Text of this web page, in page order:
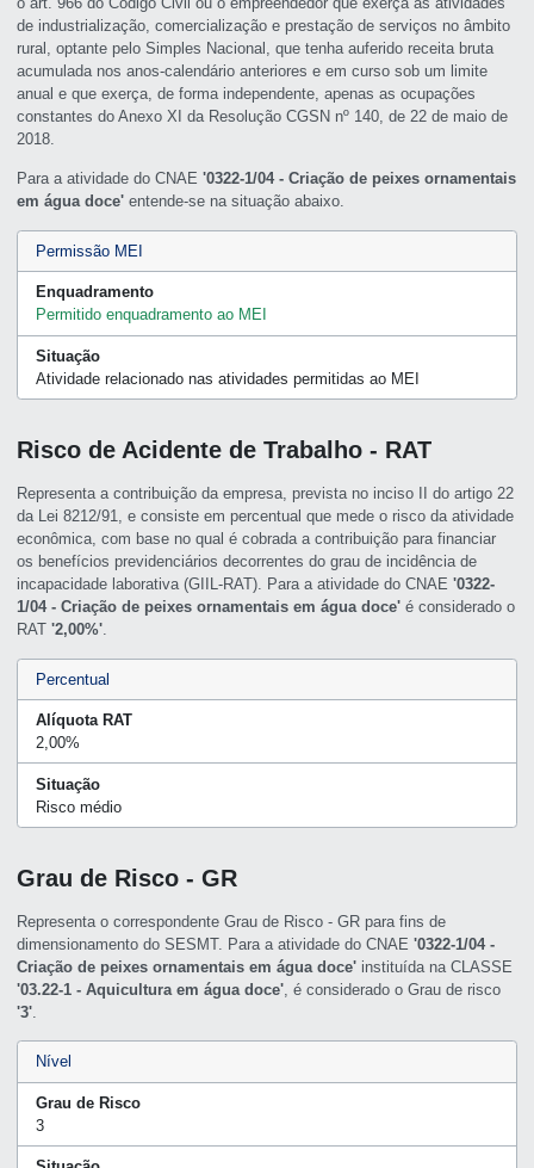
de industrialização, comercialização e prestação de serviços no âmbito
rural, optante pelo Simples Nacional, que tenha auferido receita bruta
acumulada nos anos-calendário anteriores e em curso sob um limite
anual e que exerça, de forma independente, apenas as ocupações
constantes do Anexo XI da Resolução CGSN nº 140, de 22 de maio de
2018.
Para a atividade do CNAE'0322-1/04 - Criação de peixes ornamentais
em água doce' entende-se na situação abaixo.
Permissão MEI
Enquadramento
Permitido enquadramento ao MEI
Situação
Atividade relacionado nas atividades permitidas ao MEI
Risco de Acidente de Trabalho - RAT
Representa a contribuição da empresa, prevista no inciso II do artigo 22
da Lei 8212/91, e consiste em percentual que mede o risco da atividade
econômica, com base no qual é cobrada a contribuição para financiar
os benefícios previdenciários decorrentes do grau de incidência de
incapacidade laborativa (GIIL-RAT). Para a atividade do CNAE'0322-
1/04 - Criação de peixes ornamentais em água doce' é considerado o
RAT'2,00%'.
Percentual
Alíquota RAT
2,00%
Situação
Risco médio
Grau de Risco - GR
Representa o correspondente Grau de Risco - GR para fins de
dimensionamento do SESMT. Para a atividade do CNAE'0322-1/04 -
Criação de peixes ornamentais em água doce' instituída na CLASSE
'03.22-1 - Aquicultura em água doce' , é considerado o Grau de risco
'3'
Nível
Grau de Risco
3